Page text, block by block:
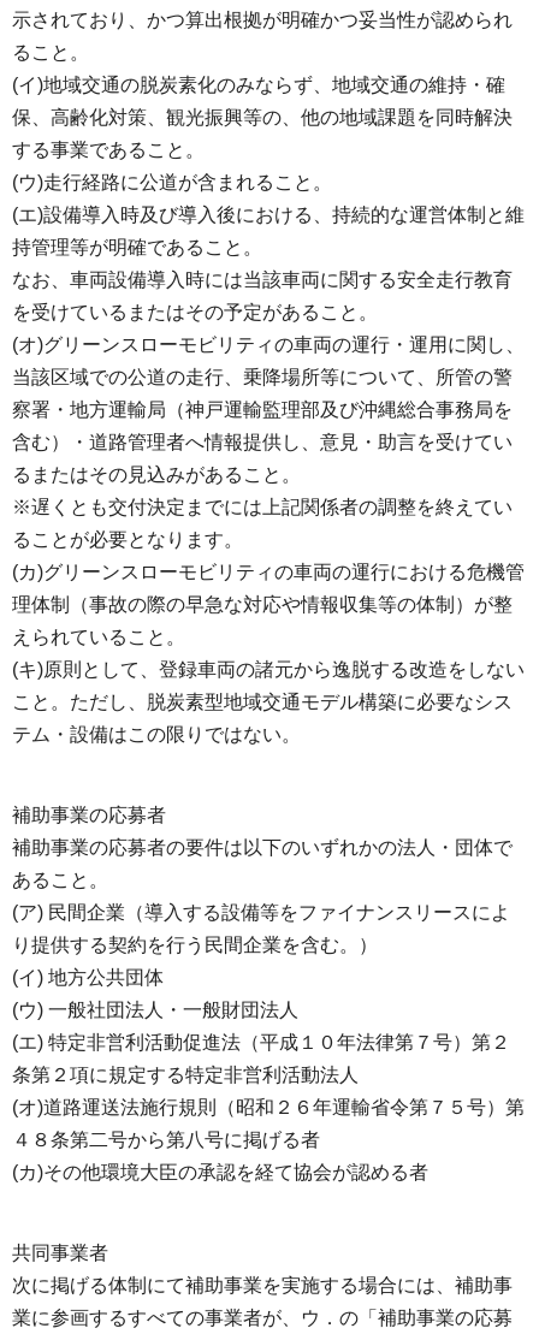
示されており、かつ算出根拠が明確かつ妥当性が認められ
ること。
(イ)地域交通の脱炭素化のみならず、地域交通の維持・確
保、高齢化対策、観光振興等の、他の地域課題を同時解決
する事業であること。
(ウ)走行経路に公道が含まれること。
(エ)設備導入時及び導入後における、持続的な運営体制と維
持管理等が明確であること。
なお、車両設備導入時には当該車両に関する安全走行教育
を受けているまたはその予定があること。
(オ)グリーンスローモビリティの車両の運行・運用に関し、
当該区域での公道の走行、乗降場所等について、所管の警
察署・地方運輸局（神戸運輸監理部及び沖縄総合事務局を
含む）・道路管理者へ情報提供し、意見・助言を受けてい
るまたはその見込みがあること。
※遅くとも交付決定までには上記関係者の調整を終えてい
ることが必要となります。
(カ)グリーンスローモビリティの車両の運行における危機管
理体制（事故の際の早急な対応や情報収集等の体制）が整
えられていること。
(キ)原則として、登録車両の諸元から逸脱する改造をしない
こと。ただし、脱炭素型地域交通モデル構築に必要なシス
テム・設備はこの限りではない。
補助事業の応募者
補助事業の応募者の要件は以下のいずれかの法人・団体で
あること。
(ア) 民間企業（導入する設備等をファイナンスリースによ
り提供する契約を行う民間企業を含む。）
(イ) 地方公共団体
(ウ) 一般社団法人・一般財団法人
(エ) 特定非営利活動促進法（平成１０年法律第７号）第２
条第２項に規定する特定非営利活動法人
(オ)道路運送法施行規則（昭和２６年運輸省令第７５号）第
４８条第二号から第八号に掲げる者
(カ)その他環境大臣の承認を経て協会が認める者
共同事業者
次に掲げる体制にて補助事業を実施する場合には、補助事
業に参画するすべての事業者が、ウ．の「補助事業の応募